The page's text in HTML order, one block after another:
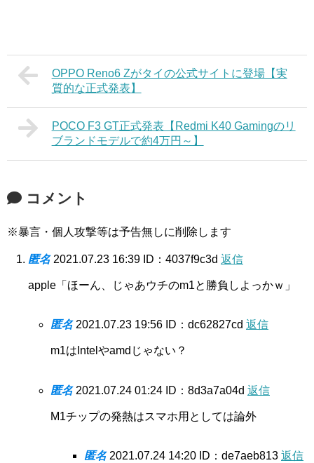
OPPO Reno6 Zがタイの公式サイトに登場【実
質的な正式発表】
POCO F3 GT正式発表【Redmi K40 Gamingのリ
ブランドモデルで約4万円～】
コメント
※暴言・個人攻撃等は予告無しに削除します
匿名 2021.07.23 16:39 ID：4037f9c3d 返信
apple「ほーん、じゃあウチのm1と勝負しよっかｗ」
匿名 2021.07.23 19:56 ID：dc62827cd 返信
m1はIntelやamdじゃない？
匿名 2021.07.24 01:24 ID：8d3a7a04d 返信
M1チップの発熱はスマホ用としては論外
匿名 2021.07.24 14:20 ID：de7aeb813 返信